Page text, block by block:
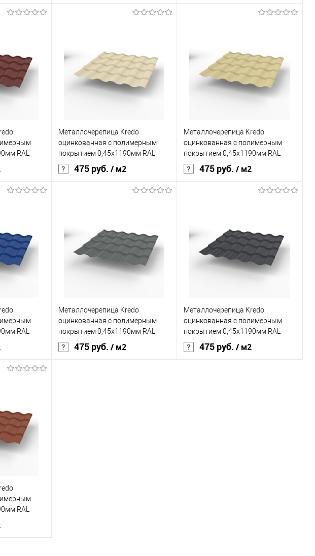
0,45
зелёный
Сравнение
Под заказ
Толщина, мм 0,45
Цвет человеческий красный
Купить в 1 клик
Сравнение
В избранное
Под заказ
Толщина, мм 0,45
Цвет человеческий серый
Купить в 1 клик
Сравнение
В избранное
Под заказ
RAL
0,45
красный
Сравнение
Под заказ
Металлочерепица Kredo
оцинкованная с полимерным
покрытием 0,45х1190мм RAL
1015 475 руб. / м2
Толщина, мм 0,45
Цвет человеческий желтый
Купить в 1 клик
Сравнение
В избранное
Под заказ
Металлочерепица Kredo
оцинкованная с полимерным
покрытием 0,45х1190мм RAL
1014 475 руб./ м2
Толщина, мм 0,45
Цвет человеческий желтый
Купить в 1 клик
Сравнение
В избранное
Под заказ
RAL
0,45
синий
Сравнение
Под заказ
Металлочерепица Kredo
оцинкованная с полимерным
покрытием 0,45х1190мм RAL
7005 475 руб. / м2
Металлочерепица Kredo
оцинкованная с полимерным
покрытием 0,45х1190мм RAL
7024 475 руб./ м2
RAL